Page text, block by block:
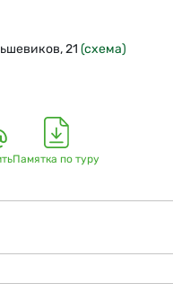
21 (схема)
Памятка по туру